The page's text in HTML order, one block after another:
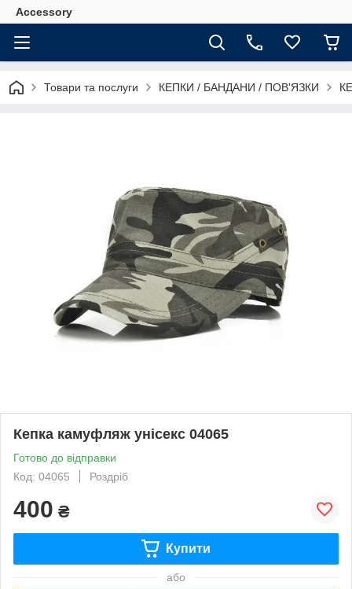
Accessory
Товари та послуги КЕПКИ / БАНДАНИ / ПОВ'ЯЗКИ
Кепка камуфляж унісекс 04065
Готово до відправки
Код: 04065
Роздріб
400 ₴
Купити
або